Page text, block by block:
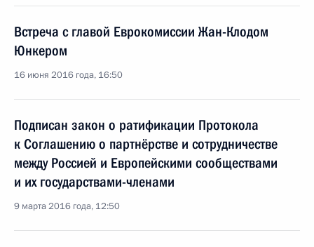
Встреча с главой Еврокомиссии Жан-Клодом
Юнкером
16 июня 2016 года, 16:50
Подписан закон о ратификации Протокола
к Соглашению о партнёрстве и сотрудничестве
между Россией и Европейскими сообществами
и их государствами-членами
9 марта 2016 года, 12:50